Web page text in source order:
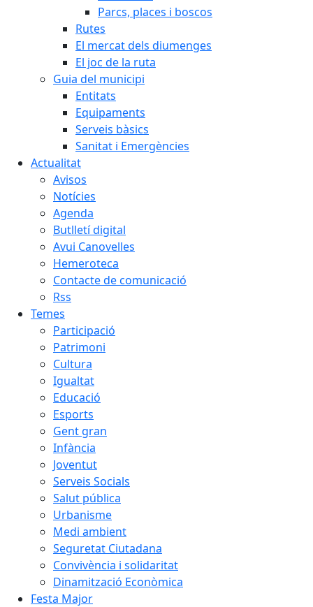
Parcs, places i boscos
Rutes
El mercat dels diumenges
El joc de la ruta
Guia del municipi
Entitats
Equipaments
Serveis bàsics
Sanitat i Emergències
Actualitat
Avisos
Notícies
Agenda
Butlletí digital
Avui Canovelles
Hemeroteca
Contacte de comunicació
Rss
Temes
Participació
Patrimoni
Cultura
Igualtat
Educació
Esports
Gent gran
Infància
Joventut
Serveis Socials
Salut pública
Urbanisme
Medi ambient
Seguretat Ciutadana
Convivència i solidaritat
Dinamització Econòmica
Festa Major